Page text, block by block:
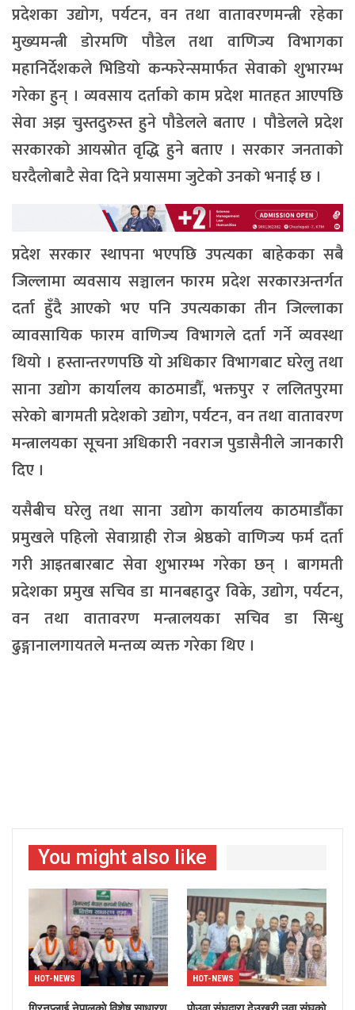
प्रदेशका उद्योग, पर्यटन, वन तथा वातावरणमन्त्री रहेका
मुख्यमन्त्री डोरमणि पौडेल तथा वाणिज्य विभागका
महानिर्देशकले भिडियो कन्फरेन्समार्फत सेवाको शुभारम्भ
गरेका हुन् । व्यवसाय दर्ताको काम प्रदेश मातहत आएपछि
सेवा अझ चुस्तदुरुस्त हुने पौडेलले बताए । पौडेलले प्रदेश
सरकारको आयस्रोत वृद्धि हुने बताए । सरकार जनताको
घरदैलोबाटै सेवा दिने प्रयासमा जुटेको उनको भनाई छ ।
प्रदेश सरकार स्थापना भएपछि उपत्यका बाहेकका सबै
जिल्लामा व्यवसाय सञ्चालन फारम प्रदेश सरकारअन्तर्गत
दर्ता हुँदै आएको भए पनि उपत्यकाका तीन जिल्लाका
व्यावसायिक फारम वाणिज्य विभागले दर्ता गर्ने व्यवस्था
थियो । हस्तान्तरणपछि यो अधिकार विभागबाट घरेलु तथा
साना उद्योग कार्यालय काठमाडौँ, भक्तपुर र ललितपुरमा
सरेको बागमती प्रदेशको उद्योग, पर्यटन, वन तथा वातावरण
मन्त्रालयका सूचना अधिकारी नवराज पुडासैनीले जानकारी
दिए ।
यसैबीच घरेलु तथा साना उद्योग कार्यालय काठमाडौँका
प्रमुखले पहिलो सेवाग्राही रोज श्रेष्ठको वाणिज्य फर्म दर्ता
गरी आइतबारबाट सेवा शुभारम्भ गरेका छन् । बागमती
प्रदेशका प्रमुख सचिव डा मानबहादुर विके, उद्योग, पर्यटन,
वन तथा वातावरण मन्त्रालयका सचिव डा सिन्धु
ढुङ्गानालगायतले मन्तव्य व्यक्त गरेका थिए ।
You might also like
HOT-NEWS HOT-NEWS